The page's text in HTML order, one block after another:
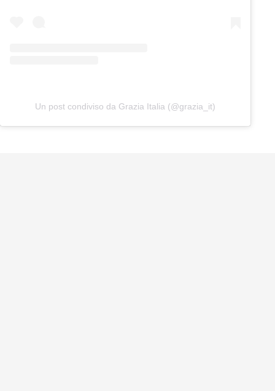
Un post condiviso da Grazia Italia (@grazia_it)